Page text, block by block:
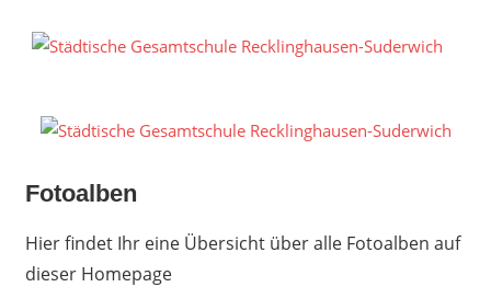
Inhalt
Fotoalben
Hier findet Ihr eine Übersicht über alle Fotoalben auf
dieser Homepage